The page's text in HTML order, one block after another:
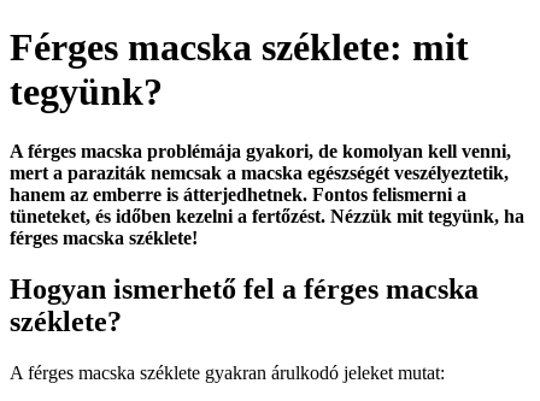
Férges macska széklete: mit
tegyünk?
A férges macska problémája gyakori, de komolyan kell venni,
mert a paraziták nemcsak a macska egészségét veszélyeztetik,
hanem az emberre is átterjedhetnek. Fontos felismerni a
tüneteket, és időben kezelni a fertőzést. Nézzük mit tegyünk, ha
férges macska széklete!
Hogyan ismerhető fel a férges macska
széklete?
A férges macska széklete gyakran árulkodó jeleket mutat: